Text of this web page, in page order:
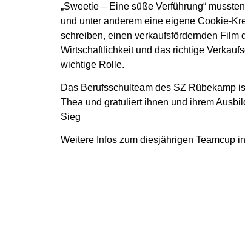
„Sweetie – Eine süße Verführung“
und unter anderem eine eigene Cookie-
schreiben, einen verkaufsfördernden
Wirtschaftlichkeit und das richtige
wichtige Rolle.
Das Berufsschulteam des SZ Rübekamp
Thea und gratuliert ihnen und ihrem
Sieg
Weitere Infos zum diesjährigen Teamcup